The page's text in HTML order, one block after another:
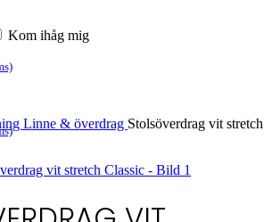
Kom ihåg mig
Linne & överdrag Stolsöverdrag vit stretch